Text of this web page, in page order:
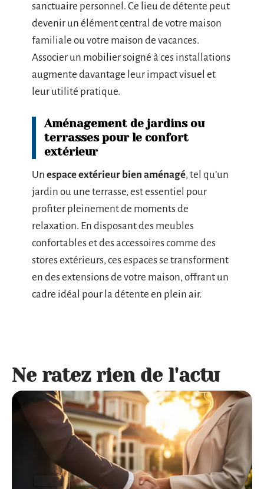
sanctuaire personnel. Ce lieu de détente peut
devenir un élément central de votre maison
familiale ou votre maison de vacances.
Associer un mobilier soigné à ces installations
augmente davantage leur impact visuel et
leur utilité pratique.
Aménagement de jardins ou
terrasses pour le confort
extérieur
Un espace extérieur bien aménagé, tel qu’un
jardin ou une terrasse, est essentiel pour
profiter pleinement de moments de
relaxation. En disposant des meubles
confortables et des accessoires comme des
stores extérieurs, ces espaces se transforment
en des extensions de votre maison, offrant un
cadre idéal pour la détente en plein air.
Ne ratez rien de l'actu